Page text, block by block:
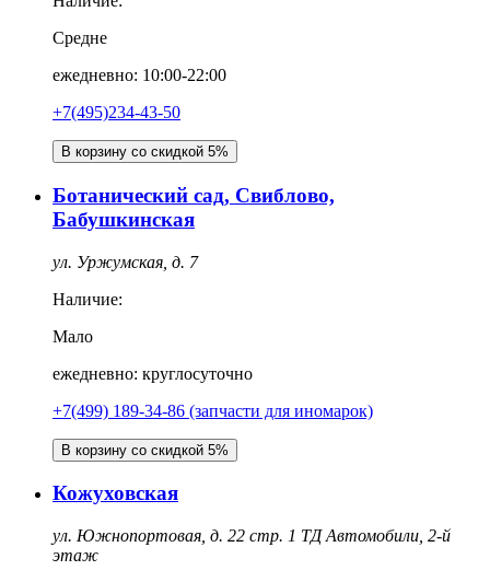
Средне
ежедневно: 10:00-22:00
+7(495)234-43-50
В корзину со скидкой 5%
Ботанический сад, Свиблово,
Бабушкинская
ул. Уржумская, д. 7
Наличие:
Мало
ежедневно: круглосуточно
+7(499) 189-34-86 (запчасти для иномарок)
В корзину со скидкой 5%
Кожуховская
ул. Южнопортовая, д. 22 стр. 1 ТД Автомобили, 2-й
этаж